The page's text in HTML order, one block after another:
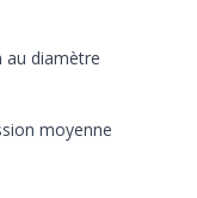
au diamètre
moyenne